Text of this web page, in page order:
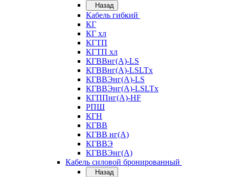
Назад
Кабель гибкий
КГ
КГ хл
КГТП
КГТП хл
КГВВнг(А)-LS
КГВВнг(А)-LSLTx
КГВВЭнг(А)-LS
КГВВЭнг(А)-LSLTx
КГППнг(А)-HF
РПШ
КГН
КГВВ
КГВВ нг(А)
КГВВЭ
КГВВЭнг(А)
Кабель силовой бронированный
Назад